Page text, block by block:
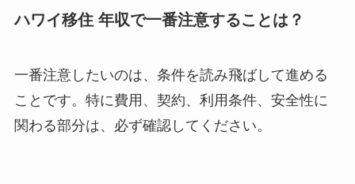
ハワイ移住 年収で一番注意することは？
一番注意したいのは、条件を読み飛ばして進める
ことです。特に費用、契約、利用条件、安全性に
関わる部分は、必ず確認してください。